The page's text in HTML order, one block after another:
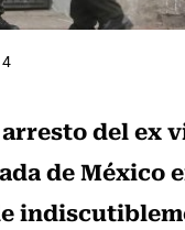
del ex
de México